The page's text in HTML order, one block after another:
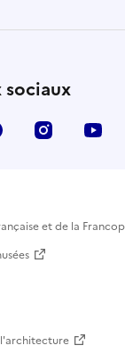
sociaux
Facebook Instagram
et de la
l'architecture